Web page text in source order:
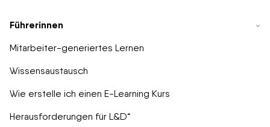
Führerinnen
Mitarbeiter-generiertes Lernen
Wissensaustausch
Wie erstelle ich einen E-Learning Kurs
Herausforderungen für L&D“